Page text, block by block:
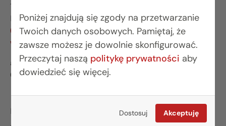
Poniżej znajdują się zgody na przetwarzanie
Twoich danych osobowych. Pamiętaj, że
zawsze możesz je dowolnie skonfigurować.
Przeczytaj naszą politykę prywatności aby
dowiedzieć się więcej.
Dostosuj Akceptuję
15-281 Białystok
BIURO WARSZAWA
(22) 642 03 55
warszawa@rogowskidevelopment.pl
al. Wilanowska 67E lok. U5
02-765 Warszawa
INFORMACJE